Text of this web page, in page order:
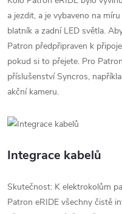
a jezdit, a je vybaveno na
blatník a zadní LED světla.
Patron předpřipraven k
pokud si to přejete. Pro
příslušenství Syncros,
akční kameru.
Integrace kabelů
Skutečnost: K elektrokolům
Patron eRIDE všechny čistě